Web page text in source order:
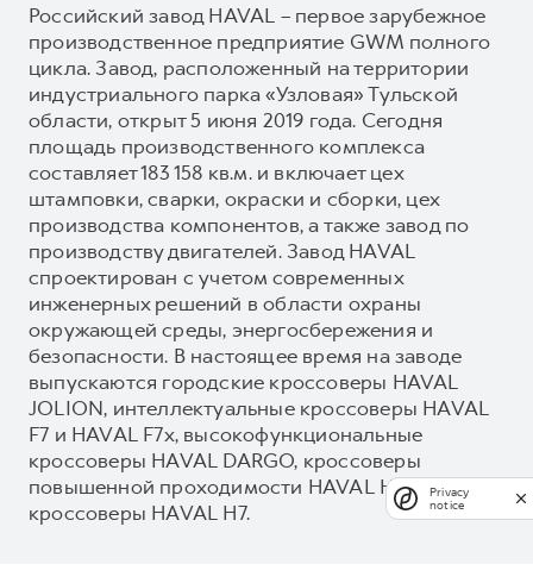
Российский завод HAVAL – первое зарубежное
производственное предприятие GWM полного
цикла. Завод, расположенный на территории
индустриального парка «Узловая» Тульской
области, открыт 5 июня 2019 года. Сегодня
площадь производственного комплекса
составляет 183 158 кв.м. и включает цех
штамповки, сварки, окраски и сборки, цех
производства компонентов, а также завод по
производству двигателей. Завод HAVAL
спроектирован с учетом современных
инженерных решений в области охраны
окружающей среды, энергосбережения и
безопасности. В настоящее время на заводе
выпускаются городские кроссоверы HAVAL
JOLION, интеллектуальные кроссоверы HAVAL
F7 и HAVAL F7x, высокофункциональные
кроссоверы HAVAL DARGO, кроссоверы
повышенной проходимости HAVAL H3 и новые
кроссоверы HAVAL H7.
Privacy
notice